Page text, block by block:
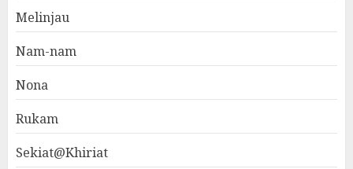
Melinjau
Nam-nam
Nona
Rukam
Sekiat@Khiriat